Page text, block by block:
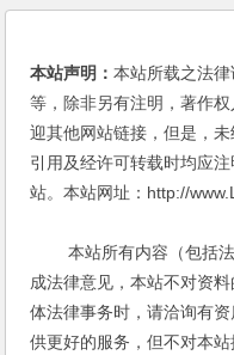
本站声明：本站所载之法
等，除非另有注明，著作
迎其他网站链接，但是，
引用及经许可转载时均应
站。本站网址：http://
本站所有内容（包括法
成法律意见，本站不对资
体法律事务时，请洽询有
供更好的服务，但不对本